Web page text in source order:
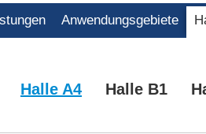
Anwendungsgebiete
Halle A4 Halle B1